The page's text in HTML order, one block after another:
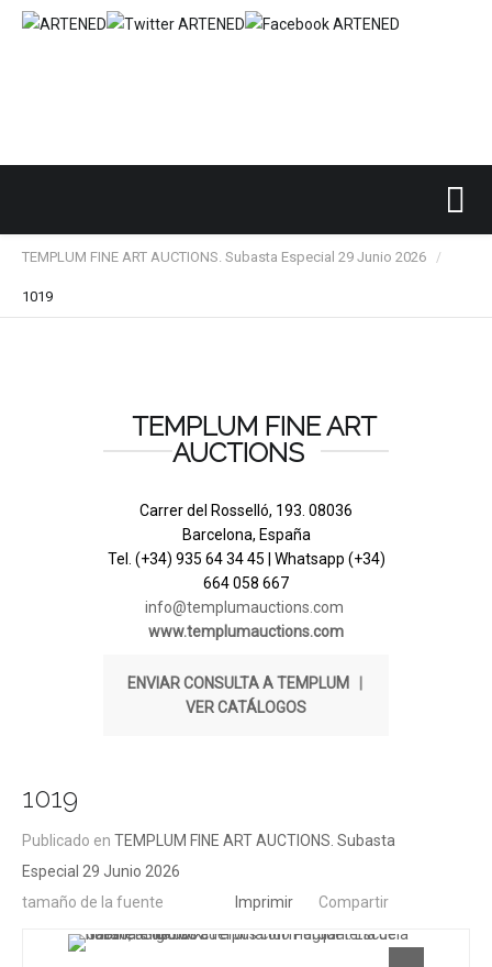
TEMPLUM FINE ART AUCTIONS. Subasta Especial 29 Junio 2026 /
1019
TEMPLUM FINE ART
AUCTIONS
Carrer del Rosselló, 193. 08036
Barcelona, España
Tel. (+34) 935 64 34 45 | Whatsapp (+34)
664 058 667
info@templumauctions.com
www.templumauctions.com
ENVIAR CONSULTA A TEMPLUM
VER CATÁLOGOS
1019
Publicado en TEMPLUM FINE ART AUCTIONS. Subasta
Especial 29 Junio 2026
tamaño de la fuente
Imprimir Compartir